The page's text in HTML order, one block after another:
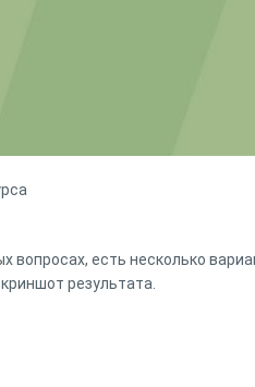
вопросах, есть несколько
результата.